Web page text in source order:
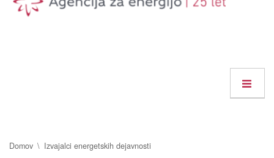
Domov
Izvajalci energetskih dejavnosti